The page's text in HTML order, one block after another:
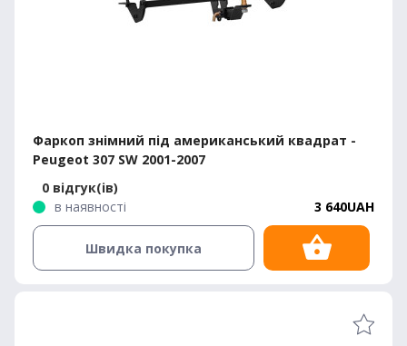
Фаркоп знімний під американський квадрат -
Peugeot 307 SW 2001-2007
0 відгук(ів)
в наявності
3 640UAH
Швидка покупка